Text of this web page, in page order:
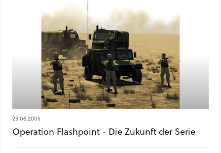
23.06.2005
Operation Flashpoint - Die Zukunft der Serie